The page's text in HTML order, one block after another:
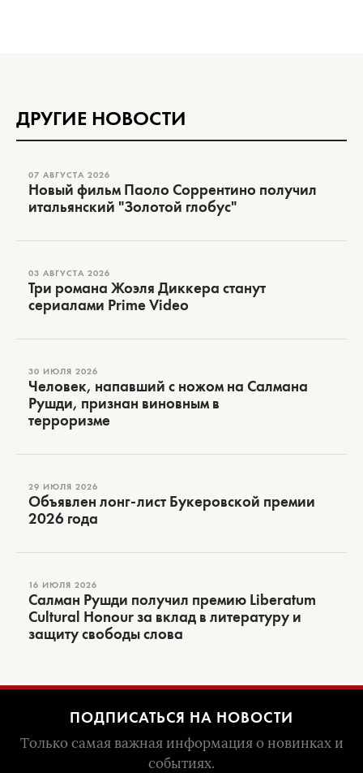
ДРУГИЕ НОВОСТИ
07 АВГУСТА 2026
Новый фильм Паоло Соррентино получил
итальянский "Золотой глобус"
03 АВГУСТА 2026
Три романа Жоэля Диккера станут
сериалами Prime Video
30 ИЮЛЯ 2026
Человек, напавший с ножом на Салмана
Рушди, признан виновным в
терроризме
29 ИЮЛЯ 2026
Объявлен лонг-лист Букеровской премии
2026 года
16 ИЮЛЯ 2026
Салман Рушди получил премию Liberatum
Cultural Honour за вклад в литературу и
защиту свободы слова
ПОДПИСАТЬСЯ НА НОВОСТИ
Только самая важная информация о новинках и
событиях.